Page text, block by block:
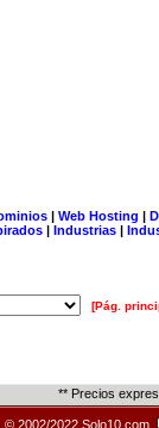
| Web Hosting |
| Industrias |
[Pág.
** Precios
© 2002/2022 Solo10.com